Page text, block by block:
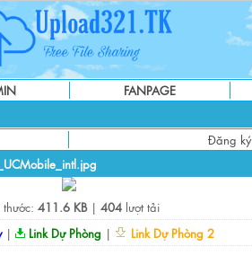
FANPAGE
Đăng ký
thước: 411.6 KB| 404 lượt tải
| Link Dự Phòng |
Link Dự Phòng 2